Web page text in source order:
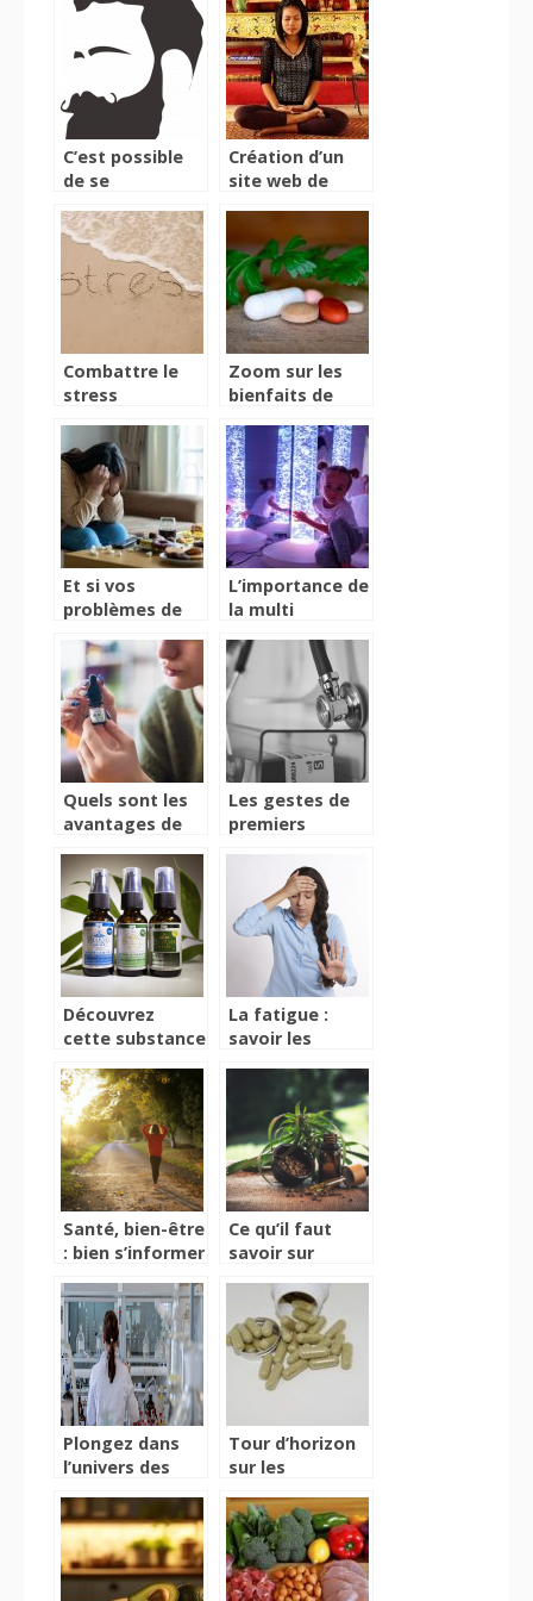
être traitées ?
Comment ?
C’est possible
de se
son hirsutisme
Création d’un
site web de
Combattre le
stress
des plantes
Zoom sur les
bienfaits de
naturelle
Et si vos
problèmes de
venaient de
votre dos ?
L’importance de
la multi
chez les
enfants
Quels sont les
avantages de
Les gestes de
premiers
Découvrez
cette substance
large spectre
La fatigue :
savoir les
moment idéal
pour consulter
Santé, bien-être
: bien s’informer
Ce qu’il faut
savoir sur
ou HHC
Plongez dans
l’univers des
CBD : relaxation
et saveurs
exquises
Tour d’horizon
sur les
alimentaires et
leur importance